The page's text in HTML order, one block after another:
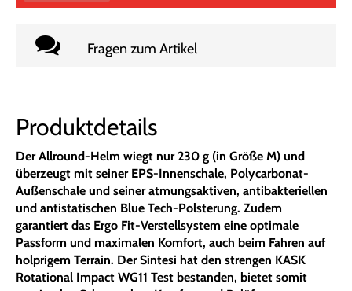
Fragen zum Artikel
Produktdetails
Der Allround-Helm wiegt nur 230 g (in Größe M) und
überzeugt mit seiner EPS-Innenschale, Polycarbonat-
Außenschale und seiner atmungsaktiven, antibakteriellen
und antistatischen Blue Tech-Polsterung. Zudem
garantiert das Ergo Fit-Verstellsystem eine optimale
Passform und maximalen Komfort, auch beim Fahren auf
holprigem Terrain. Der Sintesi hat den strengen KASK
Rotational Impact WG11 Test bestanden, bietet somit